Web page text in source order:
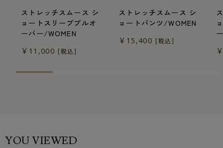
ストレッチスムース シ
ョートスリーブプルオ
ーバー/WOMEN
￥11,000 [税込]
ストレッチスムース シ
ョートパンツ/WOMEN
￥15,400 [税込]
YOU VIEWED